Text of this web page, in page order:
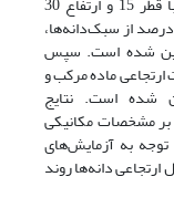
سانتیمتر از مواد مرکب با درصد حجمی30 و40 درصد از سبک‌دانه‌ها،
شده است. سپس
ماده مرکب و
شده است. نتایج
بر مشخصات مکانیکی
به آزمایش‌های
دانه‌ها روند